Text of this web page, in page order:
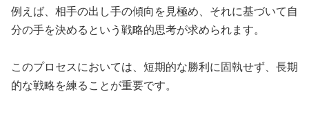
例えば、相手の出し手の傾向を見極め、それに基づいて自
分の手を決めるという戦略的思考が求められます。
このプロセスにおいては、短期的な勝利に固執せず、長期
的な戦略を練ることが重要です。